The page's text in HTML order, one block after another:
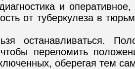
и
от туберкулеза в
останавливаться.
чтобы переломить
оберегая тем